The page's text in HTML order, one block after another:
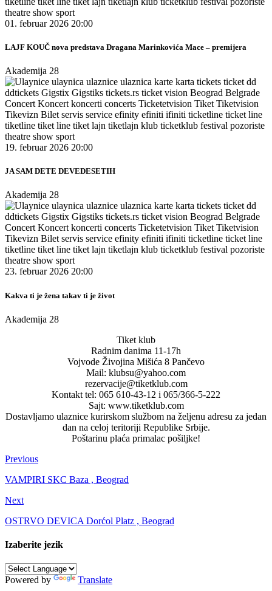
01. februar 2026 20:00
LAJF KOUČ nova predstava Dragana Marinkovića Mace – premijera
Akademija 28
19. februar 2026 20:00
JA SAM DETE DEVEDESETIH
Akademija 28
23. februar 2026 20:00
Kakva ti je žena takav ti je život
Akademija 28
Tiket klub
Radnim danima 11-17h
Vojvode Živojina Mišića 8 Pančevo
Mail: klubsu@yahoo.com
rezervacije@tiketklub.com
Kontakt tel: 065 610-43-12 i 065/366-5-222
Sajt: www.tiketklub.com
Dostavljamo ulaznice kurirskom službom na željenu adresu za jedan
dan na celoj teritoriji Republike Srbije.
Poštarinu plaća primalac pošiljke!
Previous
VAMPIRI SKC Baza , Beograd
Next
OSTRVO DEVICA Dorćol Platz , Beograd
Izaberite jezik
Powered by Translate